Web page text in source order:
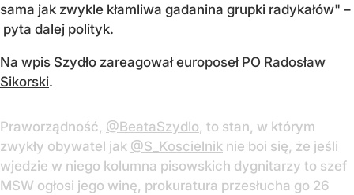
sama jak zwykle kłamliwa gadanina grupki radykałów" –
pyta dalej polityk.
Na wpis Szydło zareagowałeuroposeł PO Radosław
Sikorski.
Praworządność, @BeataSzydlo, to stan, w którym
zwykły obywatel jak @S_Koscielnik nie boi się, że jeśli
wjedzie w niego kolumna pisowskich dygnitarzy to szef
MSW ogłosi jego winę, prokuratura przesłucha go 26